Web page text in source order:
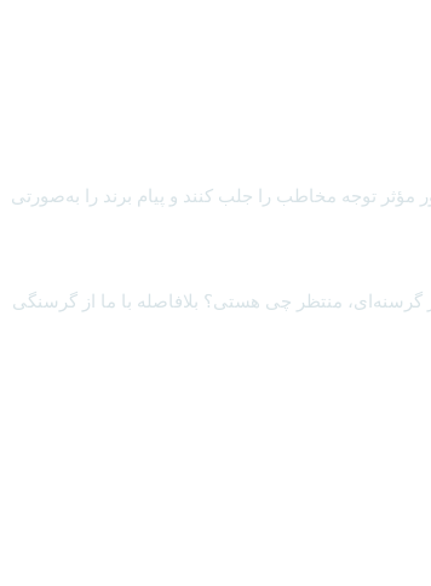
مؤثر توجه مخاطب را جلب کنند و پیام برند را به‌صورتی
منتظر چی هستی؟ بلافاصله با ما از گرسنگی